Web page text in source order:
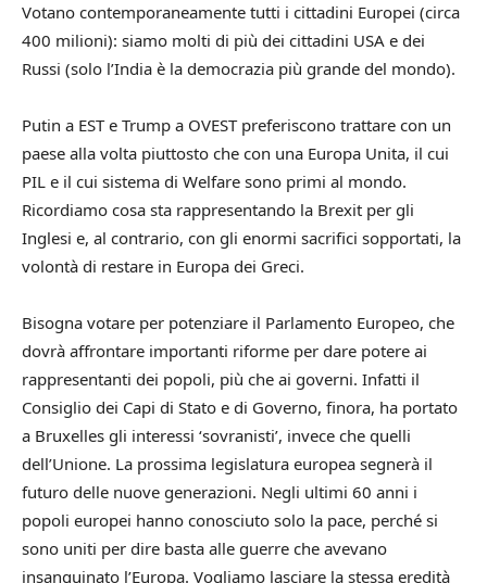
Votano contemporaneamente tutti i cittadini Europei (circa
400 milioni): siamo molti di più dei cittadini USA e dei
Russi (solo l’India è la democrazia più grande del mondo).
Putin a EST e Trump a OVEST preferiscono trattare con un
paese alla volta piuttosto che con una Europa Unita, il cui
PIL e il cui sistema di Welfare sono primi al mondo.
Ricordiamo cosa sta rappresentando la Brexit per gli
Inglesi e, al contrario, con gli enormi sacrifici sopportati, la
volontà di restare in Europa dei Greci.
Bisogna votare per potenziare il Parlamento Europeo, che
dovrà affrontare importanti riforme per dare potere ai
rappresentanti dei popoli, più che ai governi. Infatti il
Consiglio dei Capi di Stato e di Governo, finora, ha portato
a Bruxelles gli interessi ‘sovranisti’, invece che quelli
dell’Unione. La prossima legislatura europea segnerà il
futuro delle nuove generazioni. Negli ultimi 60 anni i
popoli europei hanno conosciuto solo la pace, perché si
sono uniti per dire basta alle guerre che avevano
insanguinato l’Europa. Vogliamo lasciare la stessa eredità